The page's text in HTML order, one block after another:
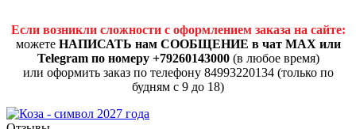
Если возникли сложности с оформлением заказа на сайте:
можете НАПИСАТЬ нам СООБЩЕНИЕ в чат MAX или
Telegram по номеру +79260143000(в любое время)
или оформить заказ по телефону 84993220134 (только по
будням с 9 до 18)